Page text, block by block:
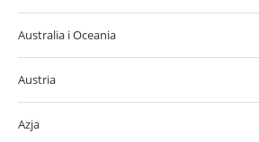
Australia i Oceania
Austria
Azja